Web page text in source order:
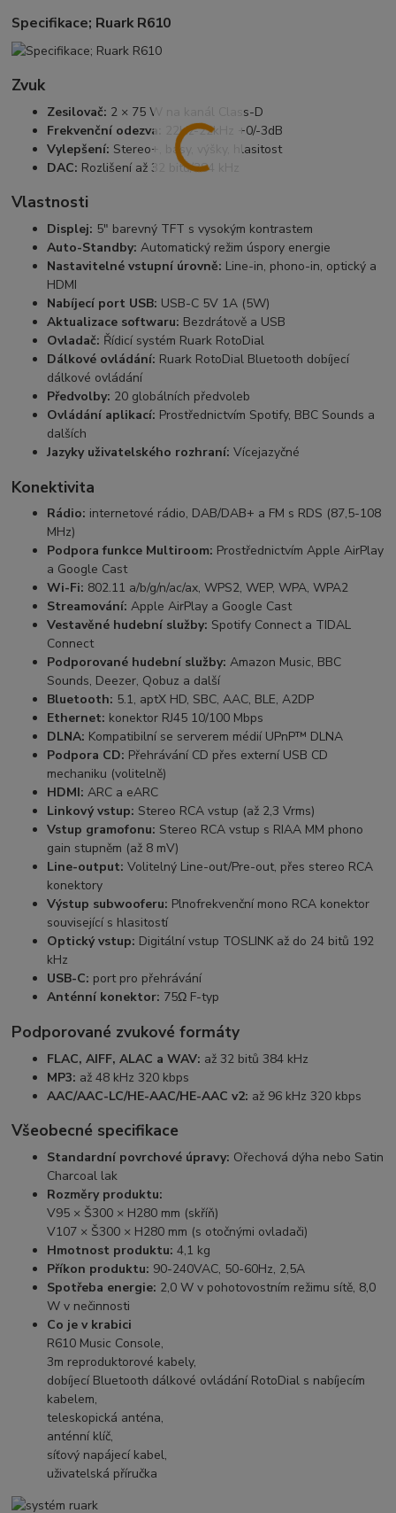
Specifikace; Ruark R610
Zvuk
Zesilovač: 2 × 75 W na kanál Class-D
Frekvenční odezva:
22Hz-22kHz +0/-3dB
Vylepšení: Stereo+, basy, výšky, hlasitost
DAC: Rozlišení až 32 bitů/384 kHz
Vlastnosti
Displej: 5″ barevný TFT s vysokým kontrastem
Auto-Standby: Automatický režim úspory energie
Nastavitelné vstupní úrovně: Line-in, phono-in, optický a
HDMI
Nabíjecí port USB: USB-C 5V 1A (5W)
Aktualizace softwaru: Bezdrátově a USB
Ovladač: Řídicí systém Ruark RotoDial
Dálkové ovládání: Ruark RotoDial Bluetooth dobíjecí
dálkové ovládání
Předvolby: 20 globálních předvoleb
Ovládání aplikací: Prostřednictvím Spotify, BBC Sounds a
dalších
Jazyky uživatelského rozhraní: Vícejazyčné
Konektivita
Rádio: internetové rádio, DAB/DAB+ a FM s RDS (87,5-108
MHz)
Podpora funkce Multiroom: Prostřednictvím Apple AirPlay
a Google Cast
Wi-Fi: 802.11 a/b/g/n/ac/ax, WPS2, WEP, WPA, WPA2
Streamování: Apple AirPlay a Google Cast
Vestavěné hudební služby: Spotify Connect a TIDAL
Connect
Podporované hudební služby: Amazon Music, BBC
Sounds, Deezer, Qobuz a další
Bluetooth: 5.1, aptX HD, SBC, AAC, BLE, A2DP
Ethernet: konektor RJ45 10/100 Mbps
DLNA: Kompatibilní se serverem médií UPnP™ DLNA
Podpora CD: Přehrávání CD přes externí USB CD
mechaniku (volitelně)
HDMI: ARC a eARC
Linkový vstup: Stereo RCA vstup (až 2,3 Vrms)
Vstup gramofonu: Stereo RCA vstup s RIAA MM phono
gain stupněm (až 8 mV)
Line-output: Volitelný Line-out/Pre-out, přes stereo RCA
konektory
Výstup subwooferu: Plnofrekvenční mono RCA konektor
související s hlasitostí
Optický vstup: Digitální vstup TOSLINK až do 24 bitů 192
kHz
USB-C: port pro přehrávání
Anténní konektor: 75Ω F-typ
Podporované zvukové formáty
FLAC, AIFF, ALAC a WAV: až 32 bitů 384 kHz
MP3: až 48 kHz 320 kbps
AAC/AAC-LC/HE-AAC/HE-AAC v2: až 96 kHz 320 kbps
Všeobecné specifikace
Standardní povrchové úpravy: Ořechová dýha nebo Satin
Charcoal lak
Rozměry produktu:
V95 × Š300 × H280 mm (skříň)
V107 × Š300 × H280 mm (s otočnými ovladači)
Hmotnost produktu: 4,1 kg
Příkon produktu: 90-240VAC, 50-60Hz, 2,5A
Spotřeba energie: 2,0 W v pohotovostním režimu sítě, 8,0
W v nečinnosti
Co je v krabici
R610 Music Console,
3m reproduktorové kabely,
dobíjecí Bluetooth dálkové ovládání RotoDial s nabíjecím
kabelem,
teleskopická anténa,
anténní klíč,
síťový napájecí kabel,
uživatelská příručka